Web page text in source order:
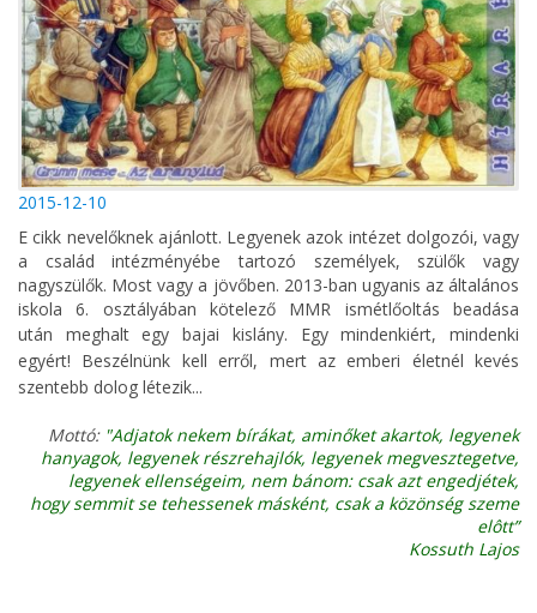
2015-12-10
E cikk nevelőknek ajánlott. Legyenek azok intézet dolgozói, vagy
a család intézményébe tartozó személyek, szülők vagy
nagyszülők. Most vagy a jövőben. 2013-ban ugyanis az általános
iskola 6. osztályában kötelező MMR ismétlőoltás beadása
után meghalt egy bajai kislány. Egy mindenkiért, mindenki
egyért! Beszélnünk kell erről, mert az emberi életnél kevés
szentebb dolog létezik...
Mottó: "Adjatok nekem bírákat, aminőket akartok, legyenek
hanyagok, legyenek részrehajlók, legyenek megvesztegetve,
legyenek ellenségeim, nem bánom: csak azt engedjétek,
hogy semmit se tehessenek másként, csak a közönség szeme
elôtt”
Kossuth Lajos